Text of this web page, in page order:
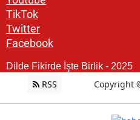
TikTok
Twitter
Facebook
Dilde Fikirde İşte Birlik - 2025
RSS Copyright